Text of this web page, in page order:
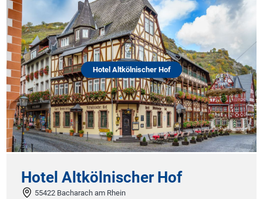
Hotel Altkölnischer Hof
Hotel Altkölnischer Hof
55422 Bacharach am Rhein